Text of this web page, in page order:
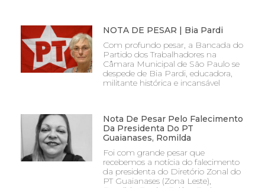
NOTA DE PESAR | Bia Pardi
Com profundo pesar, a Bancada do
Partido dos Trabalhadores na
Câmara Municipal de São Paulo se
despede de Bia Pardi, educadora,
militante histórica e incansável
Nota De Pesar Pelo Falecimento
Da Presidenta Do PT
Guaianases, Romilda
Foi com grande pesar que
recebemos a notícia do falecimento
da presidenta do Diretório Zonal do
PT Guaianases (Zona Leste),